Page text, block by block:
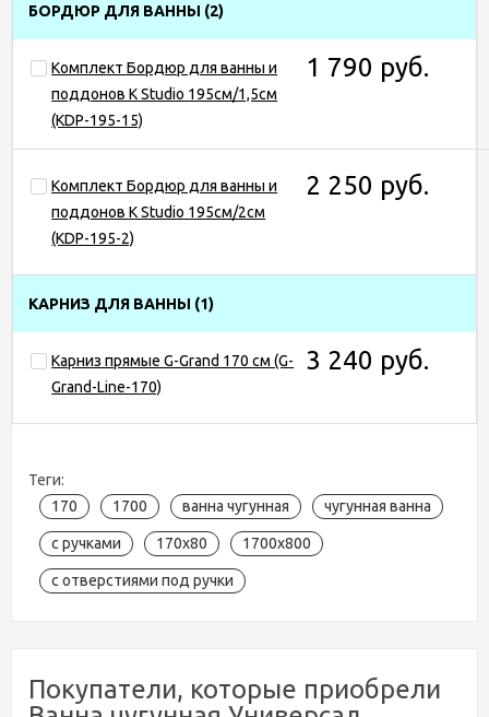
БОРДЮР ДЛЯ ВАННЫ (2)
Комплект Бордюр для ванны и
поддонов K Studio 195см/1,5см
(KDP-195-15)
1 790 руб.
Комплект Бордюр для ванны и
поддонов K Studio 195см/2см
(KDP-195-2)
2 250 руб.
КАРНИЗ ДЛЯ ВАННЫ (1)
Карниз прямые G-Grand 170 см (G-
Grand-Line-170)
3 240 руб.
Теги:
170
1700 ванна чугунная чугунная ванна
с ручками 170x80 1700x800
с отверстиями под ручки
Покупатели, которые приобрели